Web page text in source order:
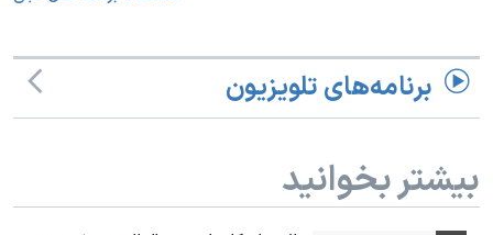
برنامه‌های تلویزیون
بیشتر بخوانید